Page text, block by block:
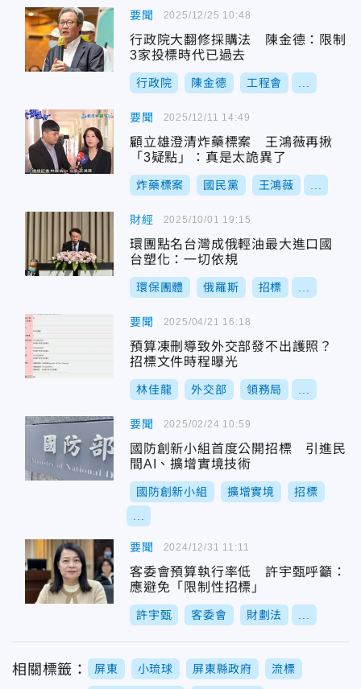
要聞
行政院大翻修採購法 陳金德：限制
3家投標時代已過去
行政院 陳金德 工程會
2025/12/25 10:48
要聞
顧立雄澄清炸藥標案 王鴻薇再揪
「3疑點」：真是太詭異了
炸藥標案 國民黨 王鴻薇
2025/12/11 14:49
財經
環團點名台灣成俄輕油最大進口國
台塑化：一切依規
環保團體 俄羅斯 招標
2025/10/01 19:15
要聞
預算凍刪導致外交部發不出護照？
招標文件時程曝光
林佳龍 外交部 領務局
2025/04/21 16:18
要聞
國防創新小組首度公開招標 引進民
間AI、擴增實境技術
國防創新小組 擴增實境 招標
2025/02/24 10:59
要聞
客委會預算執行率低 許宇甄呼籲：
應避免「限制性招標」
許宇甄 客委會 財劃法
2024/12/31 11:11
相關標籤： 屏東 小琉球 屏東縣政府 流標